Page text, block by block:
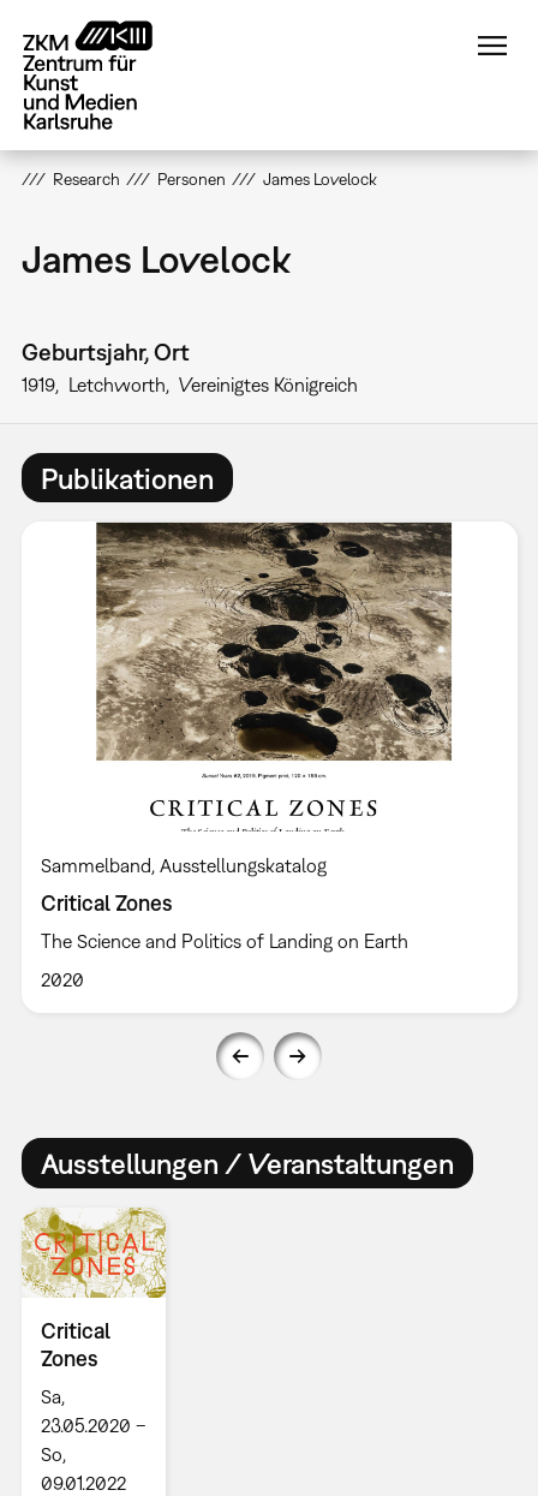
zum
Inhalt
Research Personen James Lovelock
James Lovelock
Geburtsjahr, Ort
1919 Letchworth Vereinigtes Königreich
Publikationen
Sammelband Ausstellungskatalog
Critical Zones
The Science and Politics of Landing on Earth
2020
Ausstellungen / Veranstaltungen
Critical
Zones
Sa,
23.05.2020 –
So,
09.01.2022